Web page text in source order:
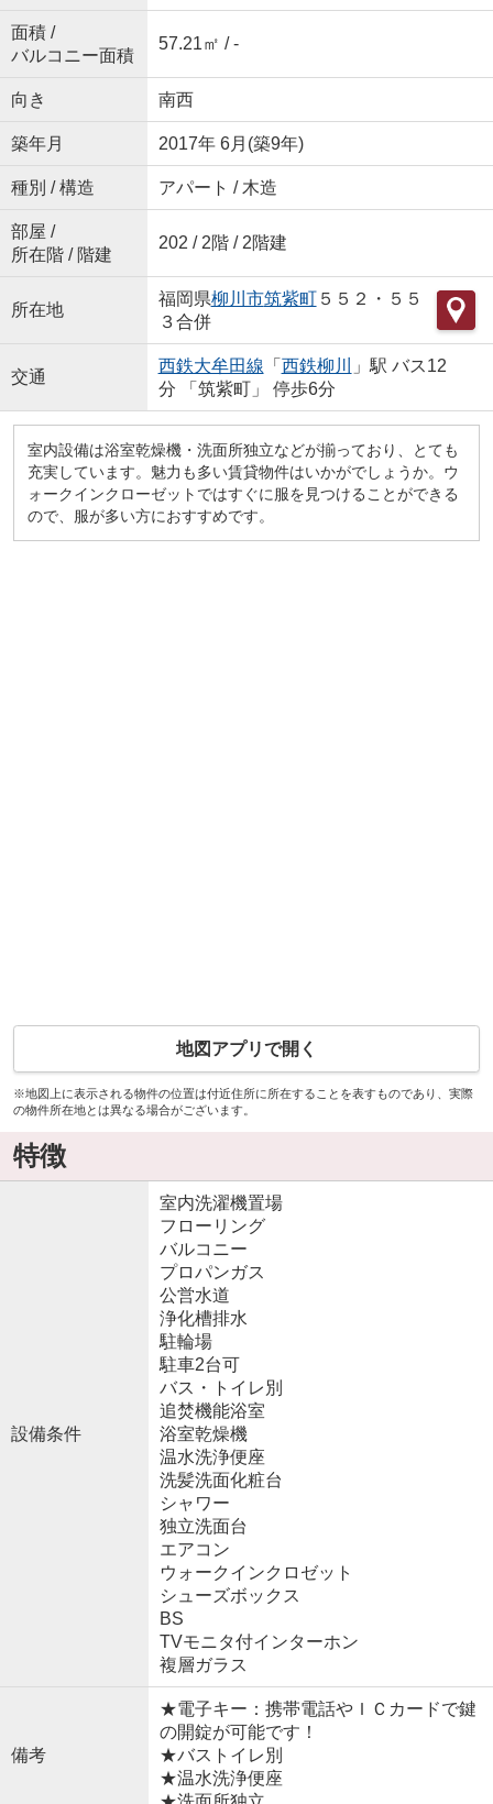
面積 /
バルコニー面積
57.21㎡ / -
向き 南西
築年月 2017年 6月(築9年)
種別 / 構造 アパート / 木造
部屋 /
所在階 / 階建
202 / 2階 / 2階建
所在地
福岡県柳川市筑紫町５５２・５５
３合併
交通
西鉄大牟田線 「 西鉄柳川
」駅 バス12
分 「筑紫町」 停歩6分
室内設備は浴室乾燥機・洗面所独立などが揃っており、とても
充実しています。魅力も多い賃貸物件はいかがでしょうか。ウ
ォークインクローゼットではすぐに服を見つけることができる
ので、服が多い方におすすめです。
地図アプリで開く
※地図上に表示される物件の位置は付近住所に所在することを表すものであり、実際
の物件所在地とは異なる場合がございます。
特徴
設備条件
室内洗濯機置場
フローリング
バルコニー
プロパンガス
公営水道
浄化槽排水
駐輪場
駐車2台可
バス・トイレ別
追焚機能浴室
浴室乾燥機
温水洗浄便座
洗髪洗面化粧台
シャワー
独立洗面台
エアコン
ウォークインクロゼット
シューズボックス
BS
TVモニタ付インターホン
複層ガラス
備考
★電子キー：携帯電話やＩＣカードで鍵
の開錠が可能です！
★バストイレ別
★温水洗浄便座